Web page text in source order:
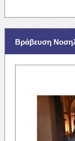
Βράβευση